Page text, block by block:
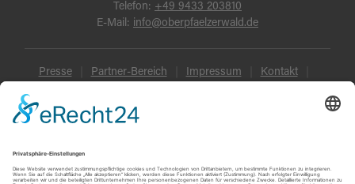
Telefon: +49 9433 203810
E-Mail: info@oberpfaelzerwald.de
Presse Partner-Bereich Impressum Kontakt
Datenschutz